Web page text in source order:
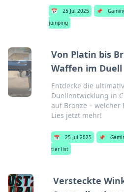
📅 25 Jul 2025 📌
jumping
Von Platin bis
Waffen im Duell
Entdecke die
Duellentwicklung in
auf Bronze –
Lies jetzt mehr!
📅 25 Jul 2025 📌
tier list
Versteckte